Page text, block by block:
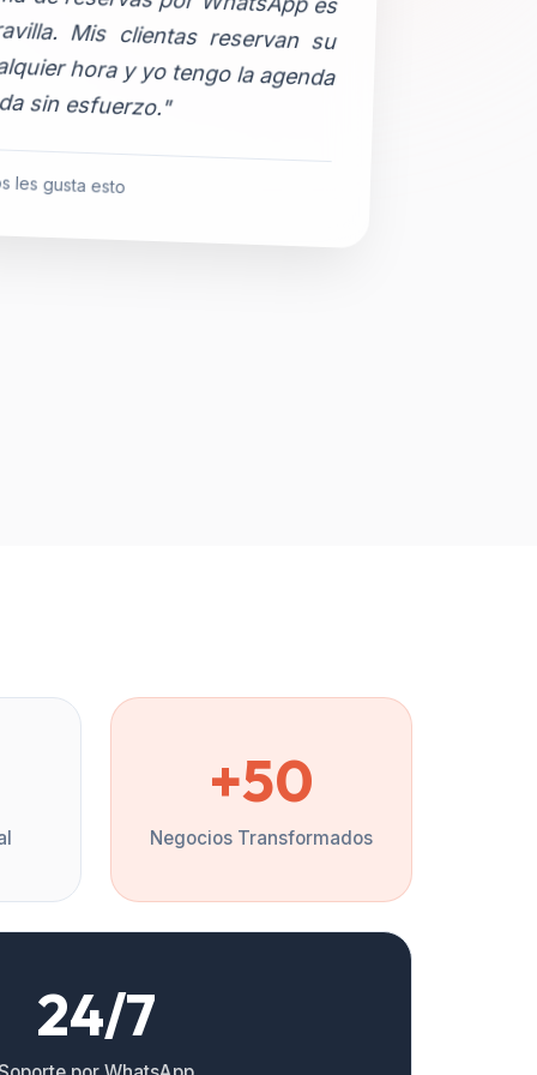
sin esfuerzo."
les gusta esto
+50
Negocios Transformados
24/7